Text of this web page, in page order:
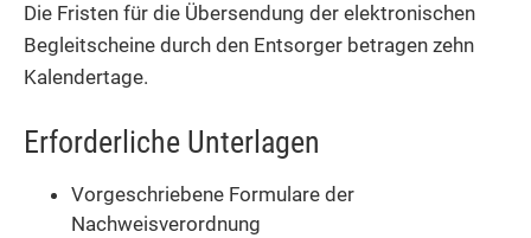
Die Fristen für die Übersendung der elektronischen
Begleitscheine durch den Entsorger betragen zehn
Kalendertage.
Erforderliche Unterlagen
Vorgeschriebene Formulare der
Nachweisverordnung